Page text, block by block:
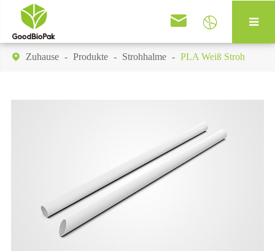
 
 Zuhause Produkte Strohhalme PLA Weiß Stroh